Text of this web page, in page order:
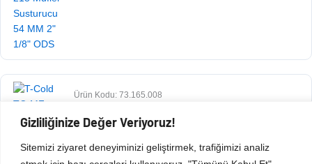
Gizliliğinize Değer Veriyoruz!
Sitemizi ziyaret deneyiminizi geliştirmek, trafiğimizi analiz
Ürün Kodu: 73.165.008